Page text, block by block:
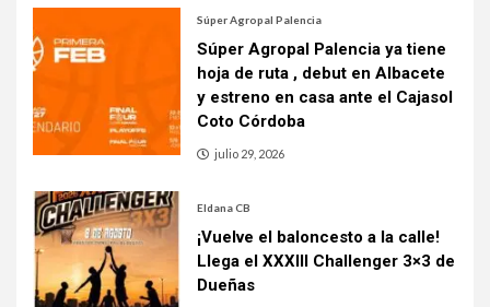
Súper Agropal Palencia
Súper Agropal Palencia ya tiene
hoja de ruta , debut en Albacete
y estreno en casa ante el Cajasol
Coto Córdoba
julio 29, 2026
Eldana CB
¡Vuelve el baloncesto a la calle!
Llega el XXXIII Challenger 3×3 de
Dueñas